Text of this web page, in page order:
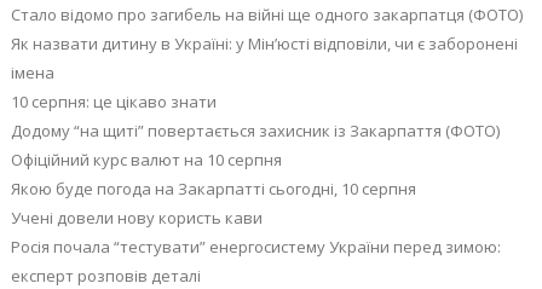
Стало відомо про загибель на війні ще одного закарпатця (ФОТО)
Як назвати дитину в Україні: у Мін’юсті відповіли, чи є заборонені
імена
10 серпня: це цікаво знати
Додому “на щиті” повертається захисник із Закарпаття (ФОТО)
Офіційний курс валют на 10 серпня
Якою буде погода на Закарпатті сьогодні, 10 серпня
Учені довели нову користь кави
Росія почала “тестувати” енергосистему України перед зимою:
експерт розповів деталі